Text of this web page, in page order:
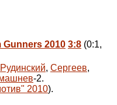
Gunners 2010 3:8 (0:1,
Рудинский, Сергеев,
-2.
2010).